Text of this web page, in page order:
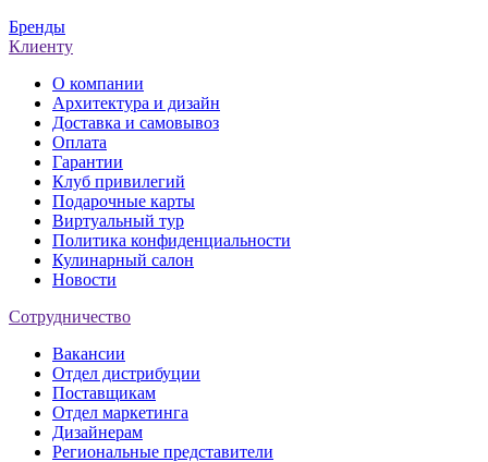
Бренды
Клиенту
О компании
Архитектура и дизайн
Доставка и самовывоз
Оплата
Гарантии
Клуб привилегий
Подарочные карты
Виртуальный тур
Политика конфиденциальности
Кулинарный салон
Новости
Сотрудничество
Вакансии
Отдел дистрибуции
Поставщикам
Отдел маркетинга
Дизайнерам
Региональные представители